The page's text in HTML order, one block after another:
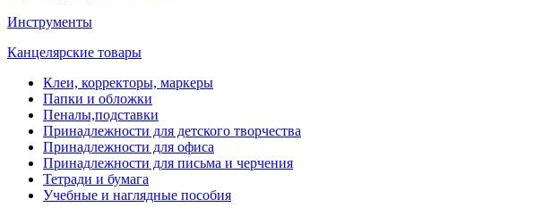
Инструменты
Канцелярские товары
Клеи, корректоры, маркеры
Папки и обложки
Пеналы,подставки
Принадлежности для детского творчества
Принадлежности для офиса
Принадлежности для письма и черчения
Тетради и бумага
Учебные и наглядные пособия